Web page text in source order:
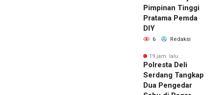
Pimpinan Tinggi
Pratama Pemda
DIY
6 Redaksi
19 jam lalu
Polresta Deli
Serdang Tangkap
Dua Pengedar